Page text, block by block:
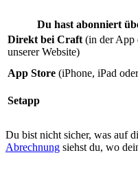
Du hast abonniert
Direkt bei Craft (in der App
unserer Website)
App Store (iPhone, iPad
Setapp
Du bist nicht sicher, was auf
Abrechnung siehst du, wo